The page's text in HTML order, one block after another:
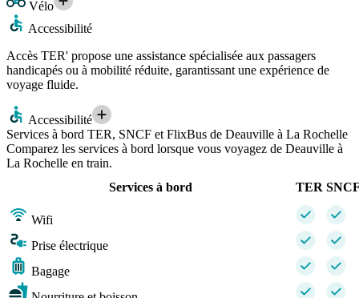
Vélo
Accessibilité
Accès TER' propose une assistance spécialisée aux passagers
handicapés ou à mobilité réduite, garantissant une expérience de
voyage fluide.
Accessibilité
Services à bord TER, SNCF et FlixBus de Deauville à La Rochelle
Comparez les services à bord lorsque vous voyagez de Deauville à
La Rochelle en train.
Services à bord
TER
Wifi
Prise électrique
Bagage